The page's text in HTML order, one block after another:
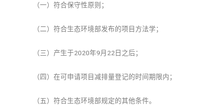
（一）符合保守性原则；
（二）符合生态环境部发布的项目方法学；
（三）产生于2020年9月22日之后；
（四）在可申请项目减排量登记的时间期限内；
（五）符合生态环境部规定的其他条件。